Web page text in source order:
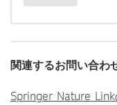
関連するお問い合わ
Springer Nature